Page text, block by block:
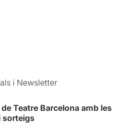
i Newsletter
Teatre Barcelona amb les
sorteigs